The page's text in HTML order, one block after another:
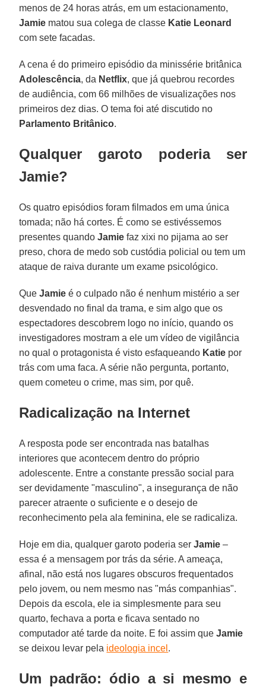
menos de 24 horas atrás, em um estacionamento,
Jamie matou sua colega de classe Katie Leonard
com sete facadas.
A cena é do primeiro episódio da minissérie britânica
Adolescência, da Netflix, que já quebrou recordes
de audiência, com 66 milhões de visualizações nos
primeiros dez dias. O tema foi até discutido no
Parlamento Britânico.
Qualquer garoto poderia ser
Jamie?
Os quatro episódios foram filmados em uma única
tomada; não há cortes. É como se estivéssemos
presentes quandoJamie faz xixi no pijama ao ser
preso, chora de medo sob custódia policial ou tem um
ataque de raiva durante um exame psicológico.
QueJamie é o culpado não é nenhum mistério a ser
desvendado no final da trama, e sim algo que os
espectadores descobrem logo no início, quando os
investigadores mostram a ele um vídeo de vigilância
no qual o protagonista é visto esfaqueando Katie por
trás com uma faca. A série não pergunta, portanto,
quem cometeu o crime, mas sim, por quê.
Radicalização na Internet
A resposta pode ser encontrada nas batalhas
interiores que acontecem dentro do próprio
adolescente. Entre a constante pressão social para
ser devidamente "masculino", a insegurança de não
parecer atraente o suficiente e o desejo de
reconhecimento pela ala feminina, ele se radicaliza.
Hoje em dia, qualquer garoto poderia serJamie –
essa é a mensagem por trás da série. A ameaça,
afinal, não está nos lugares obscuros frequentados
pelo jovem, ou nem mesmo nas "más companhias".
Depois da escola, ele ia simplesmente para seu
quarto, fechava a porta e ficava sentado no
computador até tarde da noite. E foi assim queJamie
se deixou levar pela ideologia incel .
Um padrão: ódio a si mesmo e